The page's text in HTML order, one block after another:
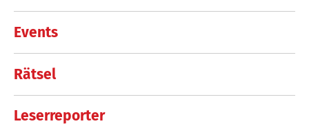
Events
Rätsel
Leserreporter